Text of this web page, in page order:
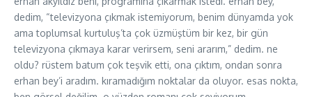
dedim, “televizyona çıkmak istemiyorum, benim dünyamda yok
ama toplumsal kurtuluş’ta çok üzmüştüm bir kez, bir gün
televizyona çıkmaya karar verirsem, seni ararım,” dedim. ne
oldu? rüstem batum çok teşvik etti, ona çıktım, ondan sonra
erhan bey’i aradım. kıramadığım noktalar da oluyor. esas nokta,